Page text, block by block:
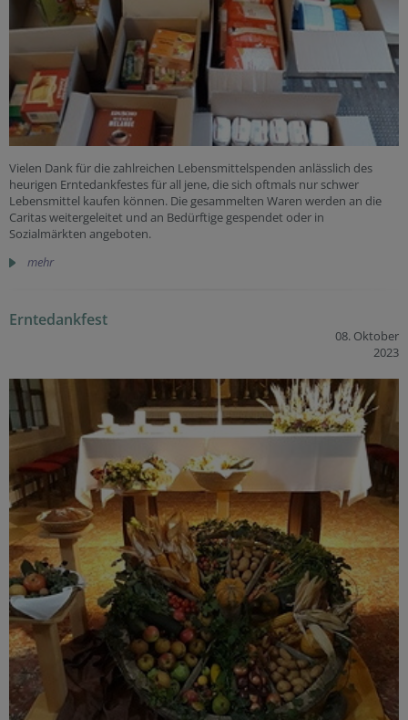
Vielen Dank für die zahlreichen Lebensmittelspenden anlässlich des
heurigen Erntedankfestes für all jene, die sich oftmals nur schwer
Lebensmittel kaufen können. Die gesammelten Waren werden an die
Caritas weitergeleitet und an Bedürftige gespendet oder in
Sozialmärkten angeboten.
mehr
Erntedankfest
08. Oktober
2023